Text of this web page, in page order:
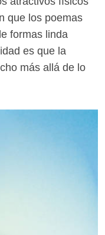
que los poemas
formas linda
es que la
más allá de lo